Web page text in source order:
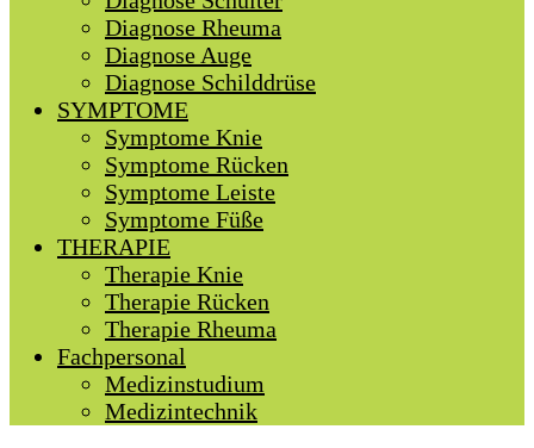
Diagnose Rheuma
Diagnose Auge
Diagnose Schilddrüse
SYMPTOME
Symptome Knie
Symptome Rücken
Symptome Leiste
Symptome Füße
THERAPIE
Therapie Knie
Therapie Rücken
Therapie Rheuma
Fachpersonal
Medizinstudium
Medizintechnik